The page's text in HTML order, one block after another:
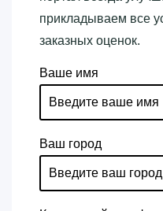
прикладываем все
заказных оценок.
Ваше имя
Ваш город